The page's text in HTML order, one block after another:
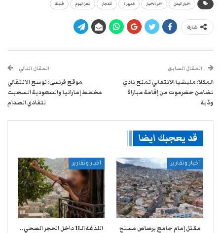
اخبار اليمن اخر الاخبار المهرة انفجار تعز اليوم قنبلة
شارك
المقال السابق
المكلا: مليشيا الانتقالي تمنع نادي
تضامن حضرموت من إقامة مباراة
ودّية
المقال التالي
موقع فرنسي: توسع الانتقالي
مخطط إماراتيا والسعودية انسحبت
لتفادي الصدام
قد يعجبك ايضا
أخبار وتقارير
مقتل إمام جامع برصاص مسلح
أخبار وتقارير
اللدغة الـ11 داخل الحجر الصحي..